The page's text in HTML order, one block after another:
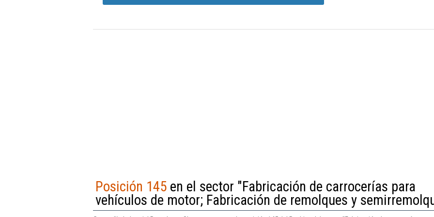
Posición 145 en el sector "Fabricación de carrocerías para
vehículos de motor; Fabricación de remolques y